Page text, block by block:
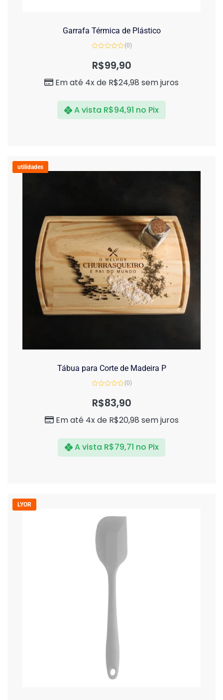
Garrafa Térmica de Plástico
de
(0)
R$99,90
Em até 4x de R$24,98 sem juros
A vista R$94,91 no Pix
utilidades
Tábua para Corte de Madeira P
de
(0)
R$83,90
Em até 4x de R$20,98 sem juros
A vista R$79,71 no Pix
LYOR